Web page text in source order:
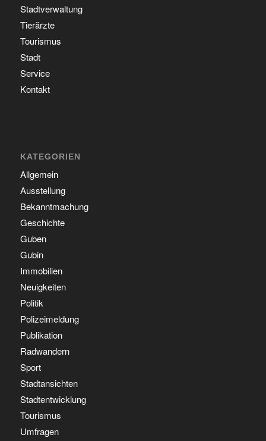
Stadtverwaltung
Tierärzte
Tourismus
Stadt
Service
Kontakt
KATEGORIEN
Allgemein
Ausstellung
Bekanntmachung
Geschichte
Guben
Gubin
Immobilien
Neuigkeiten
Politik
Polizeimeldung
Publikation
Radwandern
Sport
Stadtansichten
Stadtentwicklung
Tourismus
Umfragen